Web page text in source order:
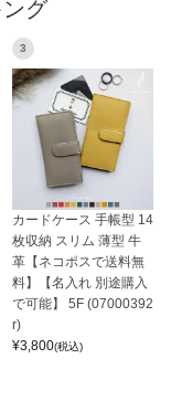
グ
3
カードケース 手帳型 14
枚収納 スリム 薄型 牛
革【ネコポスで送料無
料】【名入れ 別途購入
で可能】 5F (07000392
r)
¥3,800(税込)